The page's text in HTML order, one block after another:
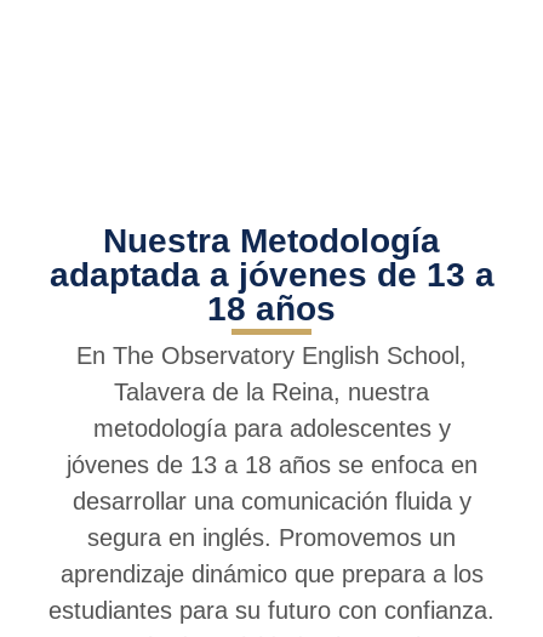
Nuestra Metodología
adaptada a jóvenes de 13 a
18 años
En The Observatory English School,
Talavera de la Reina, nuestra
metodología para adolescentes y
jóvenes de 13 a 18 años se enfoca en
desarrollar una comunicación fluida y
segura en inglés. Promovemos un
aprendizaje dinámico que prepara a los
estudiantes para su futuro con confianza.